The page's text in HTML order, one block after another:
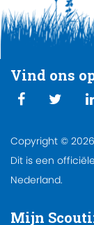
Vind ons
Copyright ©
Dit is een
Nederland.
Mijn